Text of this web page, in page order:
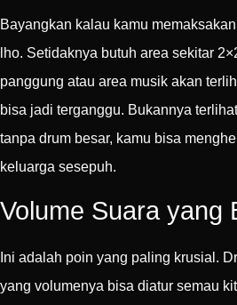
Bayangkan kalau kamu
lho. Setidaknya butuh area sekitar
panggung atau area musik akan
bisa jadi terganggu. Bukannya
tanpa drum besar, kamu bisa
keluarga sesepuh.
Volume Suara yang
Ini adalah poin yang paling krusial.
yang volumenya bisa diatur semau